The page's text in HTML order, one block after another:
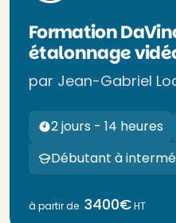
Formation
étalonnage
par Jean-Gabriel
2 jours - 14 heures
Débutant à
à partir de 3400€HT